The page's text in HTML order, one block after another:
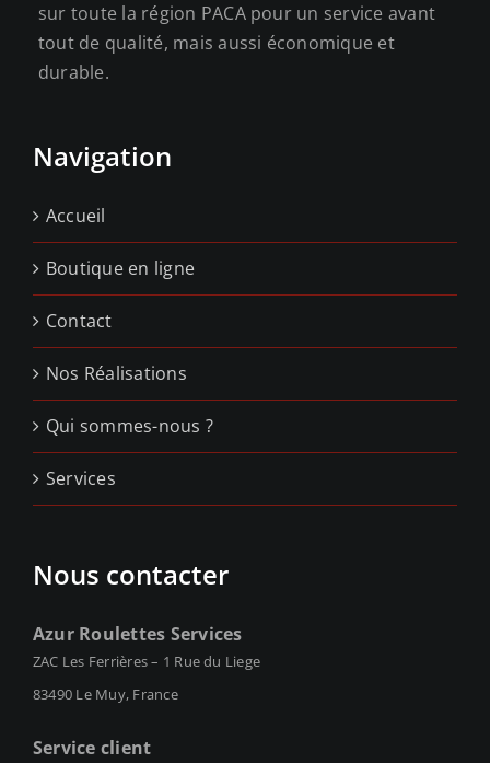
sur toute la région PACA pour un service avant
tout de qualité, mais aussi économique et
durable.
Navigation
Accueil
Boutique en ligne
Contact
Nos Réalisations
Qui sommes-nous ?
Services
Nous contacter
Azur Roulettes Services
ZAC Les Ferrières – 1 Rue du Liege
83490 Le Muy, France
Service client